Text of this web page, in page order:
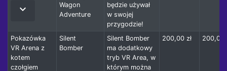
keyboard_arrow_down
Wagon
Adventure
będzie używał
w swojej
przygodzie!
Pokazówka
VR Arena z
kotem
czołgiem
Silent
Bomber
Silent Bomber
ma dodatkowy
tryb VR Area, w
którym można
200,00 zł 200,00